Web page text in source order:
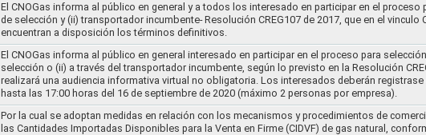
El CNOGas informa al público en general y a todos los interesado en participar en el
de selección y (ii) transportador incumbente- Resolución CREG107 de 2017, que en el
encuentran a disposición los términos definitivos.
El CNOGas informa al público en general interesado en participar en el proceso para
selección o (ii) a través del transportador incumbente, según lo previsto en la Resolución
realizará una audiencia informativa virtual no obligatoria. Los interesados deberán
hasta las 17:00 horas del 16 de septiembre de 2020 (máximo 2 personas por empresa).
Por la cual se adoptan medidas en relación con los mecanismos y procedimientos de
las Cantidades Importadas Disponibles para la Venta en Firme (CIDVF) de gas natural,